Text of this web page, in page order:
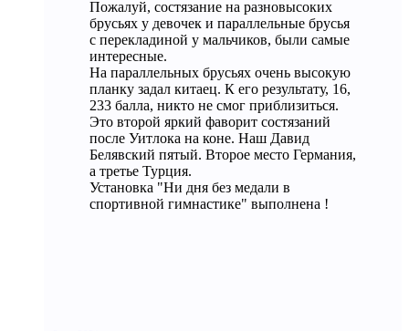
Пожалуй, состязание на разновысоких
брусьях у девочек и параллельные брусья
с перекладиной у мальчиков, были самые
интересные.
На параллельных брусьях очень высокую
планку задал китаец. К его результату, 16,
233 балла, никто не смог приблизиться.
Это второй яркий фаворит состязаний
после Уитлока на коне. Наш Давид
Белявский пятый. Второе место Германия,
а третье Турция.
Установка "Ни дня без медали в
спортивной гимнастике" выполнена !